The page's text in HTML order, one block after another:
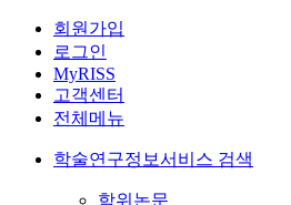
회원가입
로그인
MyRISS
고객센터
전체메뉴
학술연구정보서비스 검색
학위논문